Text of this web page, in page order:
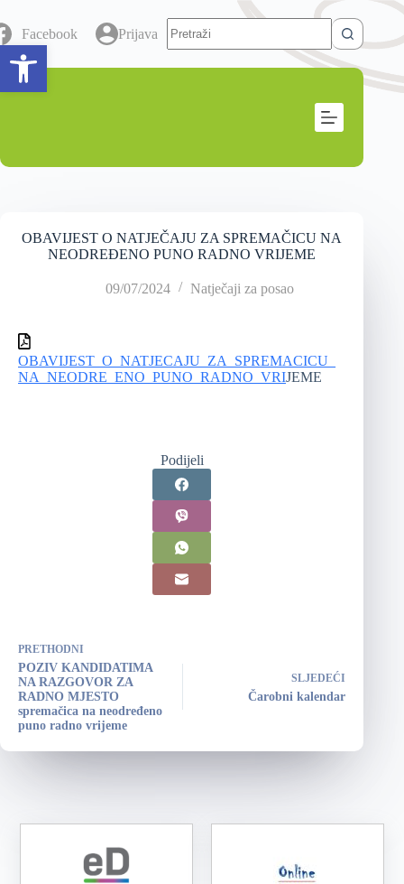
Open toolbar
Facebook Prijava
OBAVIJEST O NATJEČAJU ZA SPREMAČICU NA
NEODREĐENO PUNO RADNO VRIJEME
09/07/2024 Natječaji za posao
OBAVIJEST_O_NATJECAJU_ZA_SPREMACICU_
NA_NEODRE_ENO_PUNO_RADNO_VRIJEME
Podijeli
PRETHODNI
POZIV KANDIDATIMA
NA RAZGOVOR ZA
RADNO MJESTO
spremačica na neodređeno
puno radno vrijeme
SLJEDEĆI
Čarobni kalendar